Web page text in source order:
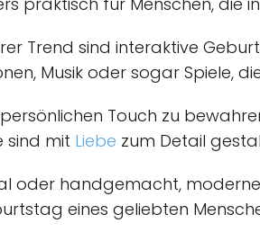
Trend sind interaktive
Musik oder sogar Spiele,
Touch zu
sind mit Liebe zum Detail
oder handgemacht,
eines geliebten